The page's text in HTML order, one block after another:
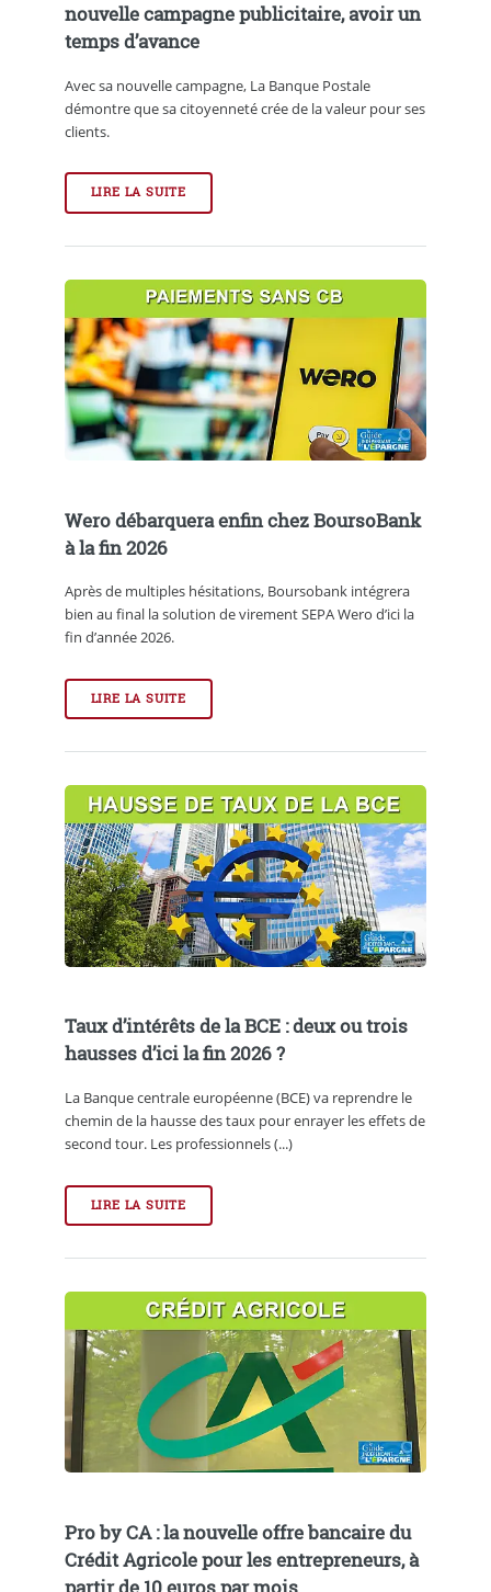
nouvelle campagne publicitaire, avoir un
temps d’avance
Avec sa nouvelle campagne, La Banque Postale
démontre que sa citoyenneté crée de la valeur pour ses
clients.
LIRE LA SUITE
Wero débarquera enfin chez BoursoBank
à la fin 2026
Après de multiples hésitations, Boursobank intégrera
bien au final la solution de virement SEPA Wero d’ici la
fin d’année 2026.
LIRE LA SUITE
Taux d’intérêts de la BCE : deux ou trois
hausses d’ici la fin 2026 ?
La Banque centrale européenne (BCE) va reprendre le
chemin de la hausse des taux pour enrayer les effets de
second tour. Les professionnels (...)
LIRE LA SUITE
Pro by CA : la nouvelle offre bancaire du
Crédit Agricole pour les entrepreneurs, à